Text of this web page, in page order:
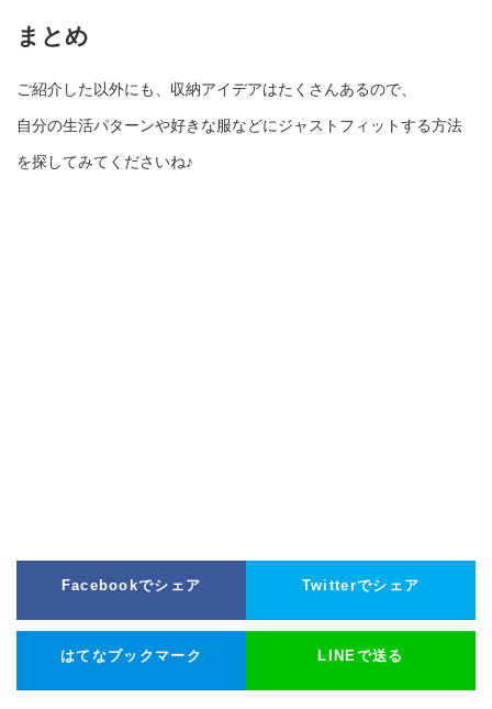
まとめ
ご紹介した以外にも、収納アイデアはたくさんあるので、
自分の生活パターンや好きな服などにジャストフィットする方法
を探してみてくださいね♪
Facebookでシェア Twitterでシェア
はてなブックマーク LINEで送る